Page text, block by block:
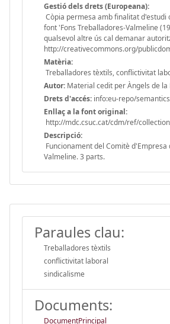
Gestió dels drets (Europeana):
Còpia permesa amb finalitat d'estudi
font 'Fons Treballadores-Valmeline
qualsevol altre ús cal demanar
http://creativecommons.org/
Matèria:
Treballadores tèxtils, conflictivitat
Autor: Material cedit per Àngels de la
Drets d'accés: info:eu-repo/
Enllaç a la font original:
http://mdc.csuc.cat/cdm/ref/
Descripció:
Funcionament del Comitè d'Empresa
Valmeline. 3 parts.
Paraules clau:
Treballadores tèxtils
conflictivitat laboral
sindicalisme
Documents:
DocumentPrincipal